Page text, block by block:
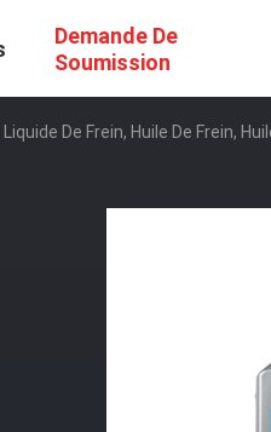
Demande De
Soumission
De Frein, Huile De Frein,